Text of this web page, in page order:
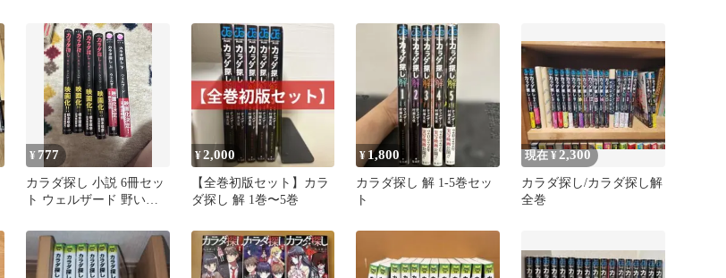
¥ 777
カラダ探し 小説 6冊セッ
ト ウェルザード 野いち
¥2,000
【全巻初版セット】カラ
ダ探し 解 1巻〜5巻
¥ 1,800
カラダ探し 解 1-5巻セッ
ト
現在 ¥ 2,300
カラダ探し/カラダ探し解
全巻